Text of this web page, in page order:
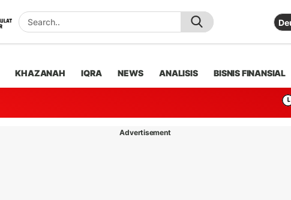
KHAZANAH IQRA NEWS ANALISIS BISNIS FINANSIAL
Advertisement